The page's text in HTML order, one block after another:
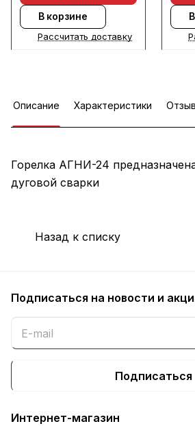
В корзине
Рассчитать доставку
Описание Характеристики
Горелка АГНИ-24
дуговой сварки
Назад к списку
Подписаться на новости и
Подписаться
Интернет-магазин